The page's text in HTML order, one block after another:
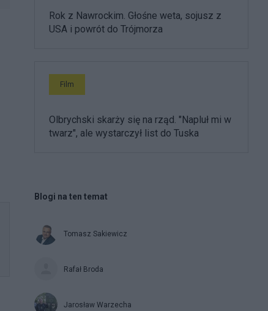
Rok z Nawrockim. Głośne weta, sojusz z
USA i powrót do Trójmorza
Film
Olbrychski skarży się na rząd. "Napluł mi w
twarz", ale wystarczył list do Tuska
Blogi na ten temat
Tomasz Sakiewicz
Rafał Broda
Jarosław Warzecha